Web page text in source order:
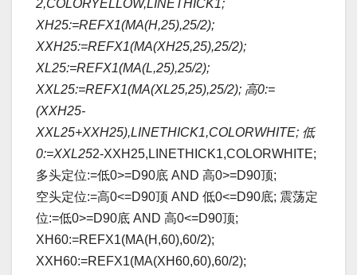
2,COLORYELLOW,LINETHICK1;
XH25:=REFX1(MA(H,25),25/2);
XXH25:=REFX1(MA(XH25,25),25/2);
XL25:=REFX1(MA(L,25),25/2);
XXL25:=REFX1(MA(XL25,25),25/2); 高0:=
(XXH25-
XXL25+XXH25),LINETHICK1,COLORWHITE; 低
0:=XXL252-XXH25,LINETHICK1,COLORWHITE;
多头定位:=低0>=D90底 AND 高0>=D90顶;
空头定位:=高0<=D90顶 AND 低0<=D90底; 震荡定
位:=低0>=D90底 AND 高0<=D90顶;
XH60:=REFX1(MA(H,60),60/2);
XXH60:=REFX1(MA(XH60,60),60/2);